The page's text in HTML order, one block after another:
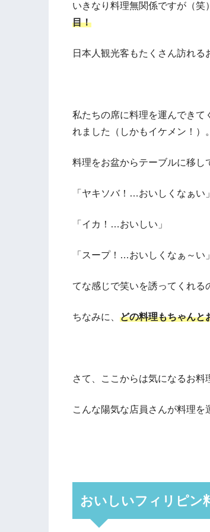
いきなり料理無関係ですが（笑
目！
日本人観光客もたくさん訪れる
私たちの席に料理を運んできて
れました（しかもイケメン！）。
料理をお盆からテーブルに移し
「ヤキソバ！…おいしくなぁい」
「イカ！…おいしい」
「スープ！…おいしくなぁ～い」
てな感じで笑いを誘ってくれる
ちなみに、 どの料理もちゃんと
さて、ここからは気になるお料
こんな陽気な店員さんが料理を
おいしいフィリピン